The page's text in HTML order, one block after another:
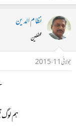
نظام الدین
محفلین
جولائی 11، 2015
ہم